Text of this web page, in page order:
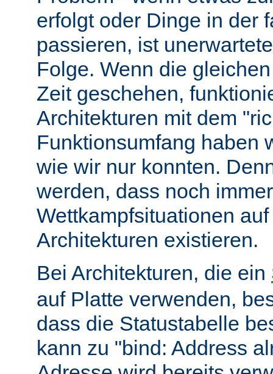
erfolgt oder Dinge in der
passieren, ist
Folge. Wenn die
Zeit geschehen,
Architekturen mit dem
Funktionsumfang haben
wie wir nur konnten.
werden, dass noch immer
Wettkampfsituationen
Architekturen existieren.
Bei Architekturen, die ein
auf Platte verwenden,
dass die Statustabelle
kann zu "bind: Address